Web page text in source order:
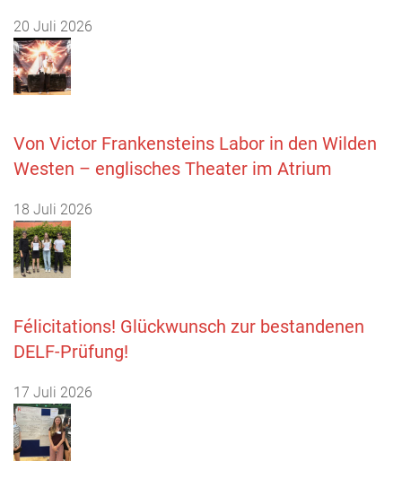
20 Juli 2026
Von Victor Frankensteins Labor in den Wilden
Westen – englisches Theater im Atrium
18 Juli 2026
Félicitations! Glückwunsch zur bestandenen
DELF-Prüfung!
17 Juli 2026